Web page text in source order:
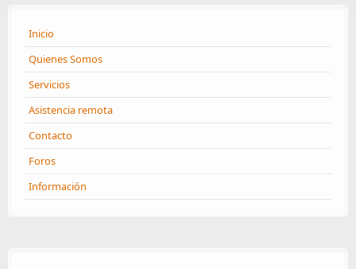
Inicio
Quienes Somos
Servicios
Asistencia remota
Contacto
Foros
Información